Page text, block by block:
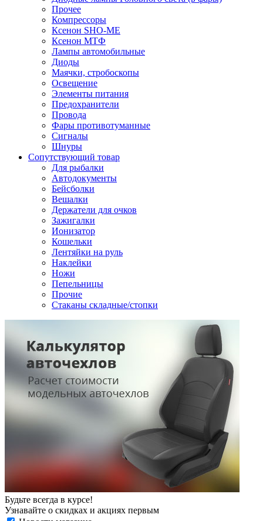
Прочее
Компрессоры
Ксенон SHO-ME
Ксенон МТФ
Лампы автомобильные
Диоды
Маячки, стробоскопы
Освещение
Элементы питания
Предохранители
Провода
Фары противотуманные
Сигналы
Шнуры
Сопутствующий товар
Для рыбалки
Автодокументы
Бейсболки
Вешалки
Держатели для очков
Зажигалки
Ионизатор
Кошельки
Лентяйки на руль
Наклейки
Ножи
Пепельницы
Прочие
Стаканы складные/стопки
Будьте всегда в курсе!
Узнавайте о скидках и акциях первым